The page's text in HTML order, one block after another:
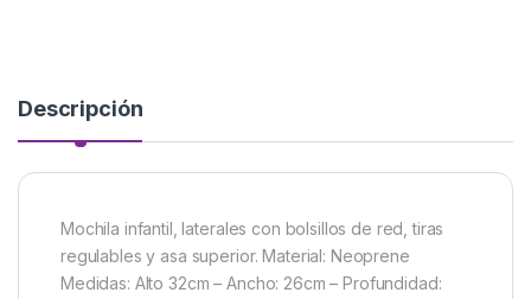
Descripción
Mochila infantil, laterales con bolsillos de red, tiras
regulables y asa superior. Material: Neoprene
Medidas: Alto 32cm – Ancho: 26cm – Profundidad: